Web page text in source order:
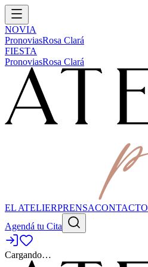
NOVIA
PronoviasRosa Clará
FIESTA
PronoviasRosa Clará
EL ATELIERPRENSACONTACTO
Agendá tu Cita
Cargando…